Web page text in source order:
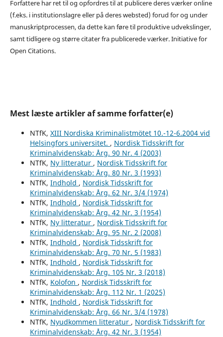
Forfattere har ret til og opfordres til at publicere deres værker online
(f.eks. i institutionslagre eller på deres websted) forud for og under
manuskriptprocessen, da dette kan føre til produktive udvekslinger,
samt tidligere og større citater fra publicerede værker. Initiative for
Open Citations.
Mest læste artikler af samme forfatter(e)
NTfK, XIII Nordiska Kriminalistmötet 10.-12-6.2004 vid
Helsingfors universitet. , Nordisk Tidsskrift for
Kriminalvidenskab: Årg. 90 Nr. 4 (2003)
NTfK, Ny litteratur , Nordisk Tidsskrift for
Kriminalvidenskab: Årg. 80 Nr. 3 (1993)
NTfK, Indhold , Nordisk Tidsskrift for
Kriminalvidenskab: Årg. 62 Nr. 3/4 (1974)
NTfK, Indhold , Nordisk Tidsskrift for
Kriminalvidenskab: Årg. 42 Nr. 3 (1954)
NTfK, Ny litteratur , Nordisk Tidsskrift for
Kriminalvidenskab: Årg. 95 Nr. 2 (2008)
NTfK, Indhold , Nordisk Tidsskrift for
Kriminalvidenskab: Årg. 70 Nr. 5 (1983)
NTfK, Indhold , Nordisk Tidsskrift for
Kriminalvidenskab: Årg. 105 Nr. 3 (2018)
NTfK, Kolofon , Nordisk Tidsskrift for
Kriminalvidenskab: Årg. 112 Nr. 1 (2025)
NTfK, Indhold , Nordisk Tidsskrift for
Kriminalvidenskab: Årg. 66 Nr. 3/4 (1978)
NTfK, Nyudkommen litteratur , Nordisk Tidsskrift for
Kriminalvidenskab: Årg. 42 Nr. 3 (1954)